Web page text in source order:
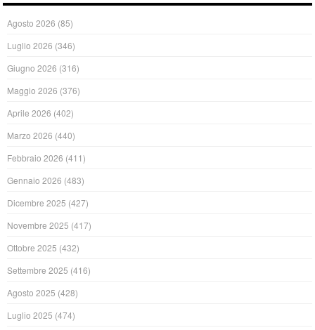
Agosto 2026 (85)
Luglio 2026 (346)
Giugno 2026 (316)
Maggio 2026 (376)
Aprile 2026 (402)
Marzo 2026 (440)
Febbraio 2026 (411)
Gennaio 2026 (483)
Dicembre 2025 (427)
Novembre 2025 (417)
Ottobre 2025 (432)
Settembre 2025 (416)
Agosto 2025 (428)
Luglio 2025 (474)